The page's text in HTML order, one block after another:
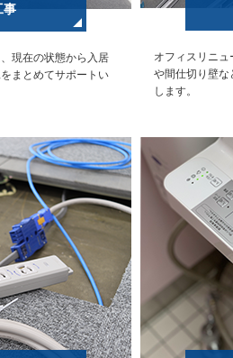
事
現在の状態から入居
まとめてサポートい
オフィスリニ
や間仕切り壁な
します。